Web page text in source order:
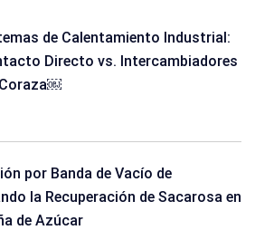
de Calentamiento Industrial:
Directo vs. Intercambiadores
Coraza￼
por Banda de Vacío de
la Recuperación de Sacarosa en
de Azúcar